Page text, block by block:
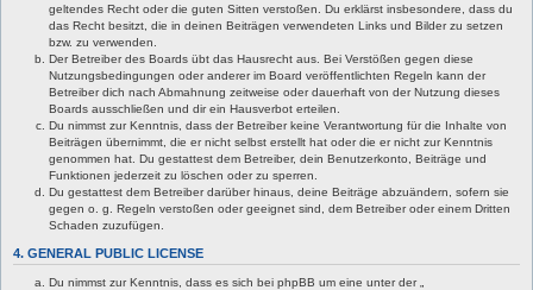
geltendes Recht oder die guten Sitten verstoßen. Du erklärst insbesondere, dass du
das Recht besitzt, die in deinen Beiträgen verwendeten Links und Bilder zu setzen
bzw. zu verwenden.
Der Betreiber des Boards übt das Hausrecht aus. Bei Verstößen gegen diese
Nutzungsbedingungen oder anderer im Board veröffentlichten Regeln kann der
Betreiber dich nach Abmahnung zeitweise oder dauerhaft von der Nutzung dieses
Boards ausschließen und dir ein Hausverbot erteilen.
Du nimmst zur Kenntnis, dass der Betreiber keine Verantwortung für die Inhalte von
Beiträgen übernimmt, die er nicht selbst erstellt hat oder die er nicht zur Kenntnis
genommen hat. Du gestattest dem Betreiber, dein Benutzerkonto, Beiträge und
Funktionen jederzeit zu löschen oder zu sperren.
Du gestattest dem Betreiber darüber hinaus, deine Beiträge abzuändern, sofern sie
gegen o. g. Regeln verstoßen oder geeignet sind, dem Betreiber oder einem Dritten
Schaden zuzufügen.
4. GENERAL PUBLIC LICENSE
Du nimmst zur Kenntnis, dass es sich bei phpBB um eine unter der „